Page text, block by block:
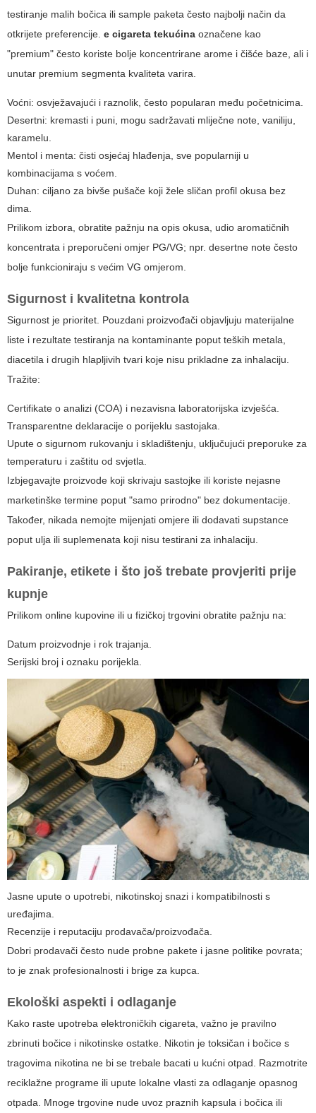
testiranje malih bočica ili sample paketa često najbolji način da
otkrijete preferencije. e cigareta tekućina označene kao
"premium" često koriste bolje koncentrirane arome i čišće baze, ali i
unutar premium segmenta kvaliteta varira.
Voćni: osvježavajući i raznolik, često popularan među početnicima.
Desertni: kremasti i puni, mogu sadržavati mliječne note, vaniliju,
karamelu.
Mentol i menta: čisti osjećaj hlađenja, sve popularniji u
kombinacijama s voćem.
Duhan: ciljano za bivše pušače koji žele sličan profil okusa bez
dima.
Prilikom izbora, obratite pažnju na opis okusa, udio aromatičnih
koncentrata i preporučeni omjer PG/VG; npr. desertne note često
bolje funkcioniraju s većim VG omjerom.
Sigurnost i kvalitetna kontrola
Sigurnost je prioritet. Pouzdani proizvođači objavljuju materijalne
liste i rezultate testiranja na kontaminante poput teških metala,
diacetila i drugih hlapljivih tvari koje nisu prikladne za inhalaciju.
Tražite:
Certifikate o analizi (COA) i nezavisna laboratorijska izvješća.
Transparentne deklaracije o porijeklu sastojaka.
Upute o sigurnom rukovanju i skladištenju, uključujući preporuke za
temperaturu i zaštitu od svjetla.
Izbjegavajte proizvode koji skrivaju sastojke ili koriste nejasne
marketinške termine poput "samo prirodno" bez dokumentacije.
Također, nikada nemojte mijenjati omjere ili dodavati supstance
poput ulja ili suplemenata koji nisu testirani za inhalaciju.
Pakiranje, etikete i što još trebate provjeriti prije
kupnje
Prilikom online kupovine ili u fizičkoj trgovini obratite pažnju na:
Datum proizvodnje i rok trajanja.
Serijski broj i oznaku porijekla.
Jasne upute o upotrebi, nikotinskoj snazi i kompatibilnosti s
uređajima.
Recenzije i reputaciju prodavača/proizvođača.
Dobri prodavači često nude probne pakete i jasne politike povrata;
to je znak profesionalnosti i brige za kupca.
Ekološki aspekti i odlaganje
Kako raste upotreba elektroničkih cigareta, važno je pravilno
zbrinuti bočice i nikotinske ostatke. Nikotin je toksičan i bočice s
tragovima nikotina ne bi se trebale bacati u kućni otpad. Razmotrite
reciklažne programe ili upute lokalne vlasti za odlaganje opasnog
otpada. Mnoge trgovine nude uvoz praznih kapsula i bočica ili